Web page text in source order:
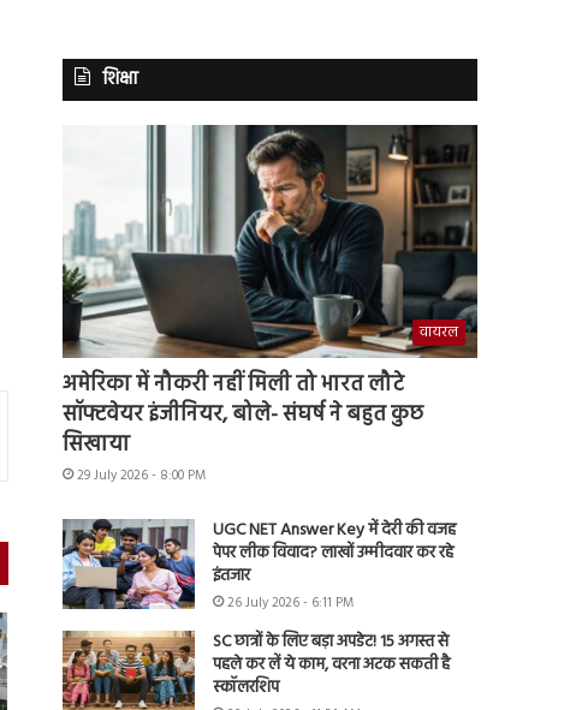
शिक्षा
वायरल
अमेरिका में नौकरी नहीं मिली तो भारत लौटे
सॉफ्टवेयर इंजीनियर, बोले- संघर्ष ने बहुत कुछ
सिखाया
29 July 2026 - 8:00 PM
UGC NET Answer Key में देरी की वजह
पेपर लीक विवाद? लाखों उम्मीदवार कर रहे
इंतजार
26 July 2026 - 6:11 PM
SC छात्रों के लिए बड़ा अपडेट! 15 अगस्त से
पहले कर लें ये काम, वरना अटक सकती है
स्कॉलरशिप